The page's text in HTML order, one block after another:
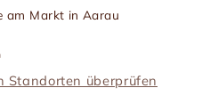
am Markt in Aarau
Standorten überprüfen